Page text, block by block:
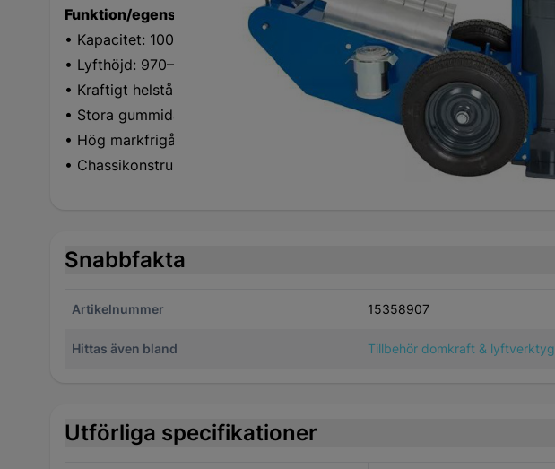
Funktion/egenskaper:
• Kapacitet: 100 ton
• Lyfthöjd: 970–1620 mm
• Kraftigt helstålschassi för tuffa miljöer
• Stora gummidäck för enkel positionering
• Hög markfrigång för ojämn terräng
• Chassikonstruktion som underlättar service och reparation
Snabbfakta
Artikelnummer 15358907
Hittas även bland Tillbehör domkraft & lyftverktyg
Utförliga specifikationer